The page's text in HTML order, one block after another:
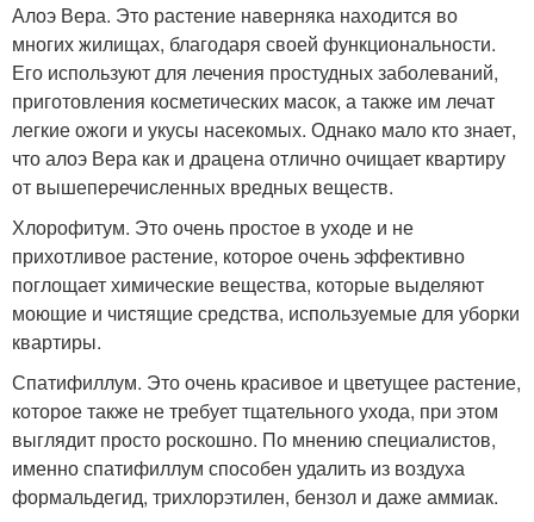
Алоэ Вера. Это растение наверняка находится во
многих жилищах, благодаря своей функциональности.
Его используют для лечения простудных заболеваний,
приготовления косметических масок, а также им лечат
легкие ожоги и укусы насекомых. Однако мало кто знает,
что алоэ Вера как и драцена отлично очищает квартиру
от вышеперечисленных вредных веществ.
Хлорофитум. Это очень простое в уходе и не
прихотливое растение, которое очень эффективно
поглощает химические вещества, которые выделяют
моющие и чистящие средства, используемые для уборки
квартиры.
Спатифиллум. Это очень красивое и цветущее растение,
которое также не требует тщательного ухода, при этом
выглядит просто роскошно. По мнению специалистов,
именно спатифиллум способен удалить из воздуха
формальдегид, трихлорэтилен, бензол и даже аммиак.